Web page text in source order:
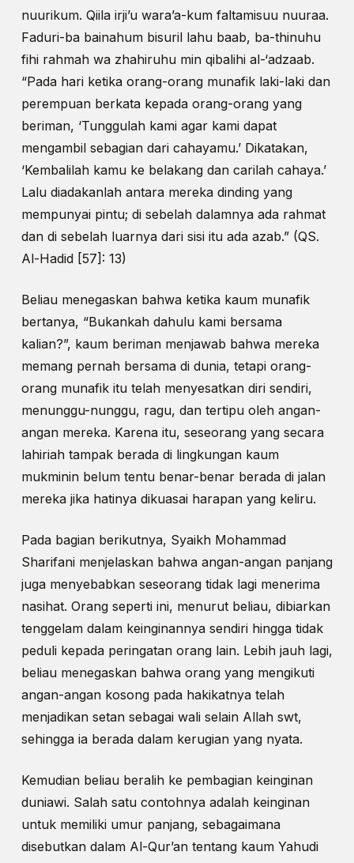
nuurikum. Qiila irji’u wara’a-kum faltamisuu nuuraa.
Faduri-ba bainahum bisuril lahu baab, ba-thinuhu
fihi rahmah wa zhahiruhu min qibalihi al-‘adzaab.
“Pada hari ketika orang-orang munafik laki-laki dan
perempuan berkata kepada orang-orang yang
beriman, ‘Tunggulah kami agar kami dapat
mengambil sebagian dari cahayamu.’ Dikatakan,
‘Kembalilah kamu ke belakang dan carilah cahaya.’
Lalu diadakanlah antara mereka dinding yang
mempunyai pintu; di sebelah dalamnya ada rahmat
dan di sebelah luarnya dari sisi itu ada azab.” (QS.
Al-Hadid [57]: 13)
Beliau menegaskan bahwa ketika kaum munafik
bertanya, “Bukankah dahulu kami bersama
kalian?”, kaum beriman menjawab bahwa mereka
memang pernah bersama di dunia, tetapi orang-
orang munafik itu telah menyesatkan diri sendiri,
menunggu-nunggu, ragu, dan tertipu oleh angan-
angan mereka. Karena itu, seseorang yang secara
lahiriah tampak berada di lingkungan kaum
mukminin belum tentu benar-benar berada di jalan
mereka jika hatinya dikuasai harapan yang keliru.
Pada bagian berikutnya, Syaikh Mohammad
Sharifani menjelaskan bahwa angan-angan panjang
juga menyebabkan seseorang tidak lagi menerima
nasihat. Orang seperti ini, menurut beliau, dibiarkan
tenggelam dalam keinginannya sendiri hingga tidak
peduli kepada peringatan orang lain. Lebih jauh lagi,
beliau menegaskan bahwa orang yang mengikuti
angan-angan kosong pada hakikatnya telah
menjadikan setan sebagai wali selain Allah swt,
sehingga ia berada dalam kerugian yang nyata.
Kemudian beliau beralih ke pembagian keinginan
duniawi. Salah satu contohnya adalah keinginan
untuk memiliki umur panjang, sebagaimana
disebutkan dalam Al-Qur’an tentang kaum Yahudi